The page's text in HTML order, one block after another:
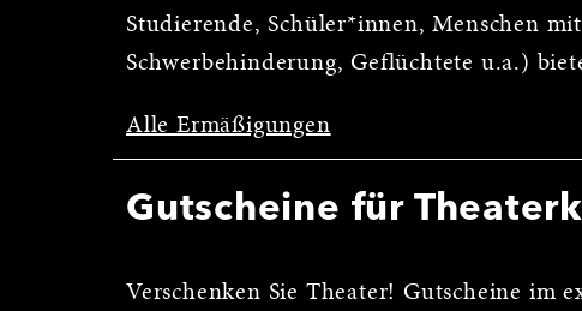
Studierende, Schüler*innen, Menschen
Schwerbehinderung, Geflüchtete u.a.)
Alle Ermäßigungen
Gutscheine für
Verschenken Sie Theater! Gutscheine im